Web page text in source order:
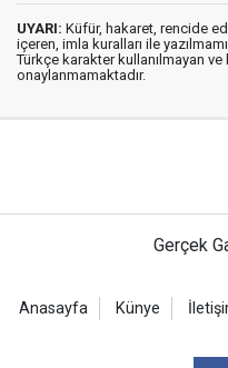
UYARI: Küfür, hakaret, rencide
içeren, imla kuralları ile
Türkçe karakter kullanılmayan
onaylanmamaktadır.
Gerçek
Anasayfa Künye